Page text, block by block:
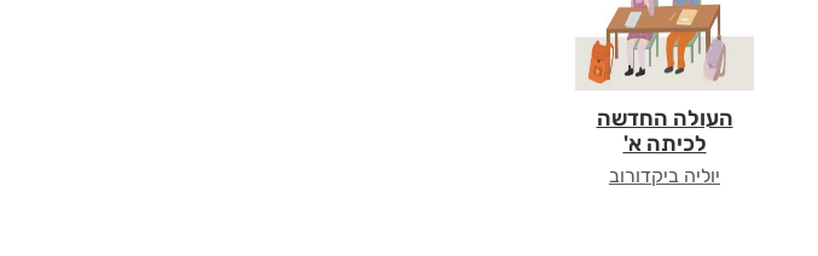
העולה החדשה
לכיתה א'
יוליה ביקדורוב